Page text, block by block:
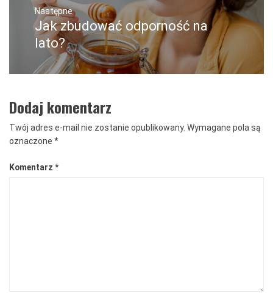
Następne
Następny
post:
Jak zbudować odporność na
lato?
Dodaj komentarz
Twój adres e-mail nie zostanie opublikowany. Wymagane pola są
oznaczone *
Komentarz *